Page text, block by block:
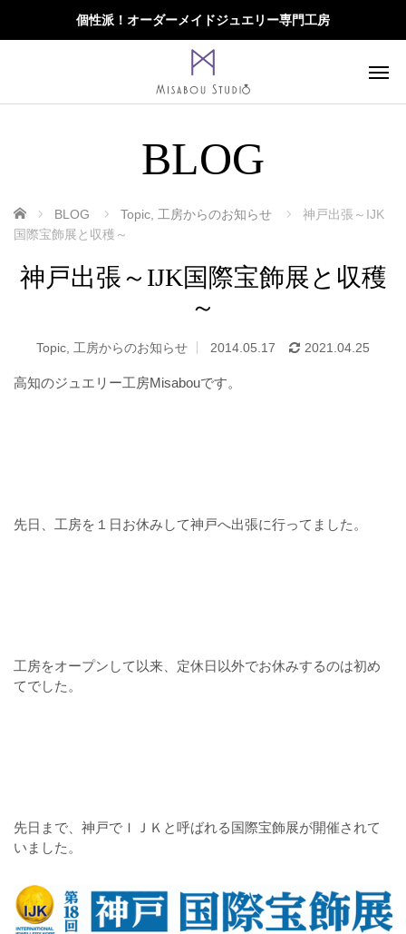
個性派！オーダーメイドジュエリー専門工房
BLOG
ホーム BLOG Topic, 工房からのお知らせ
神戸出張～IJK
国際宝飾展と収穫～
神戸出張～IJK国際宝飾展と収穫
～
Topic, 工房からのお知らせ 2014.05.17 2021.04.25
高知のジュエリー工房Misabouです。
先日、工房を１日お休みして神戸へ出張に行ってました。
工房をオープンして以来、定休日以外でお休みするのは初め
てでした。
先日まで、神戸でＩＪＫと呼ばれる国際宝飾展が開催されて
いました。